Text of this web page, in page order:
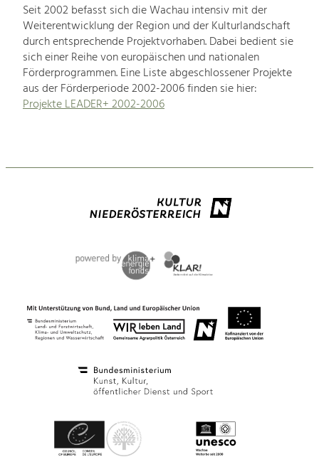
Seit 2002 befasst sich die Wachau intensiv mit der
Weiterentwicklung der Region und der Kulturlandschaft
durch entsprechende Projektvorhaben. Dabei bedient sie
sich einer Reihe von europäischen und nationalen
Förderprogrammen. Eine Liste abgeschlossener Projekte
aus der Förderperiode 2002-2006 finden sie hier:
Projekte LEADER+ 2002-2006